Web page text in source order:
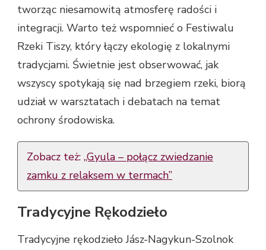
tworząc niesamowitą atmosferę radości i
integracji. Warto też wspomnieć o Festiwalu
Rzeki Tiszy, który łączy ekologię z lokalnymi
tradycjami. Świetnie jest obserwować, jak
wszyscy spotykają się nad brzegiem rzeki, biorą
udział w warsztatach i debatach na temat
ochrony środowiska.
Zobacz też: „Gyula – połącz zwiedzanie
zamku z relaksem w termach”
Tradycyjne Rękodzieło
Tradycyjne rękodzieło Jász-Nagykun-Szolnok